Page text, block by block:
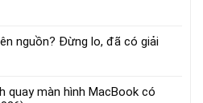
nguồn? Đừng lo, đã có giải
quay màn hình MacBook có